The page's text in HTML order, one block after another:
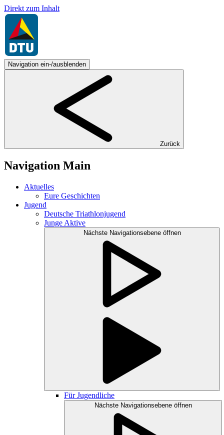
Direkt zum Inhalt
Navigation ein-/ausblenden
Zurück
Navigation Main
Aktuelles
Eure Geschichten
Jugend
Deutsche Triathlonjugend
Junge Aktive
Nächste Navigationsebene öffnen
Für Jugendliche
Nächste Navigationsebene öffnen